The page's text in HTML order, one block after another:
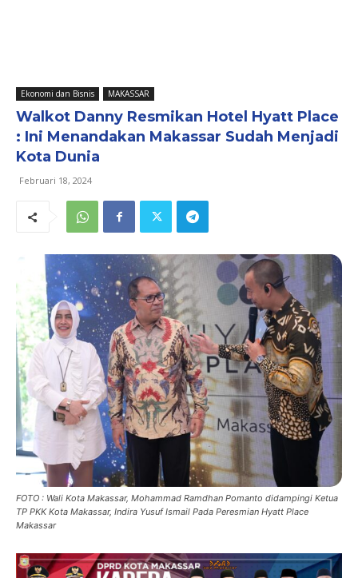
Ekonomi dan Bisnis MAKASSAR
Walkot Danny Resmikan Hotel Hyatt Place
: Ini Menandakan Makassar Sudah Menjadi
Kota Dunia
Februari 18, 2024
FOTO : Wali Kota Makassar, Mohammad Ramdhan Pomanto didampingi Ketua
TP PKK Kota Makassar, Indira Yusuf Ismail Pada Peresmian Hyatt Place
Makassar